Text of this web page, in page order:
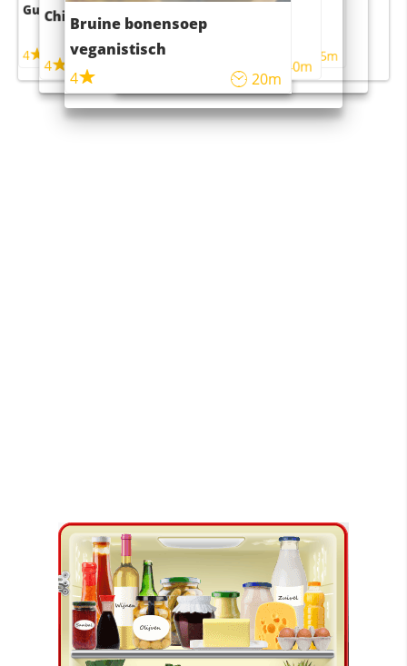
Guacamole
4
Chili con carne
4 45m
Bruine bonensoep
veganistisch
4
20m
Sushi rijstsalade
maaltijdsalade
40m
4 55m